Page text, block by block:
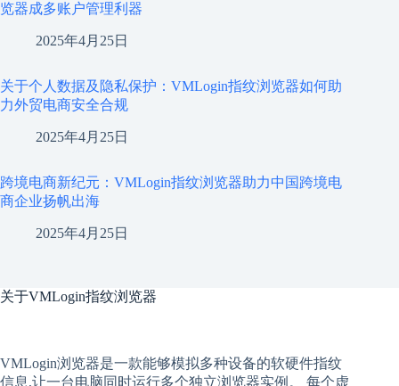
览器成多账户管理利器
2025年4月25日
关于个人数据及隐私保护：VMLogin指纹浏览器如何助
力外贸电商安全合规
2025年4月25日
跨境电商新纪元：VMLogin指纹浏览器助力中国跨境电
商企业扬帆出海
2025年4月25日
关于VMLogin指纹浏览器
VMLogin浏览器是一款能够模拟多种设备的软硬件指纹
信息,让一台电脑同时运行多个独立浏览器实例。 每个虚